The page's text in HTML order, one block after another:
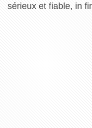
sérieux et fiable, in